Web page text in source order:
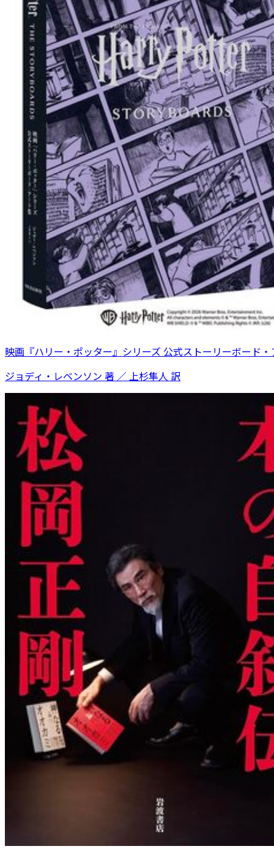
映画『ハリー・ポッター』シリーズ 公式ストーリーボード・
ジョディ・レベンソン 著 ／ 上杉隼人 訳